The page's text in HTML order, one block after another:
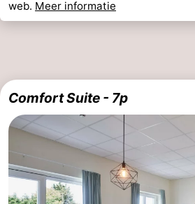
web. Meer informatie
Comfort Suite - 7p